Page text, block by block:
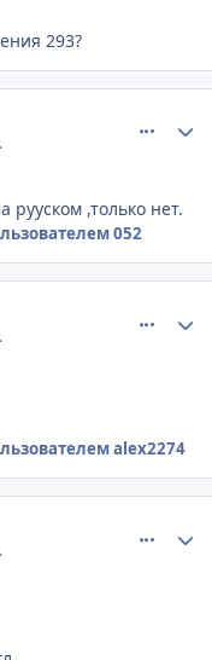
293?
рууском ,только нет.
052
alex2274